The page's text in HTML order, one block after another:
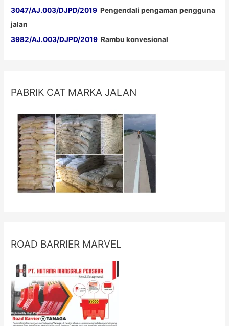
3047/AJ.003/DJPD/2019 Pengendali pengaman pengguna
jalan
3982/AJ.003/DJPD/2019 Rambu konvesional
PABRIK CAT MARKA JALAN
ROAD BARRIER MARVEL